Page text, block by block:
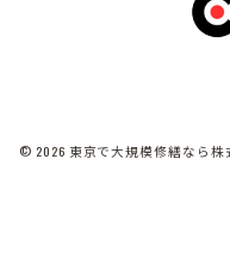
© 2026 東京で大規模修繕なら株式